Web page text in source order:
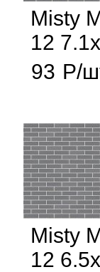
Misty
12
93 Р/
Misty
12